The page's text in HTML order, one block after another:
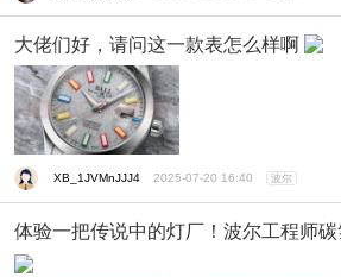
大佬们好，请问这一款表怎么样啊
XB_1JVMnJJJ4 2025-07-20 16:40 波尔
体验一把传说中的灯厂！波尔工程师碳